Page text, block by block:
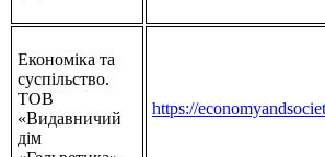
Економіка та
суспільство.
ТОВ
«Видавничий
дім
https://